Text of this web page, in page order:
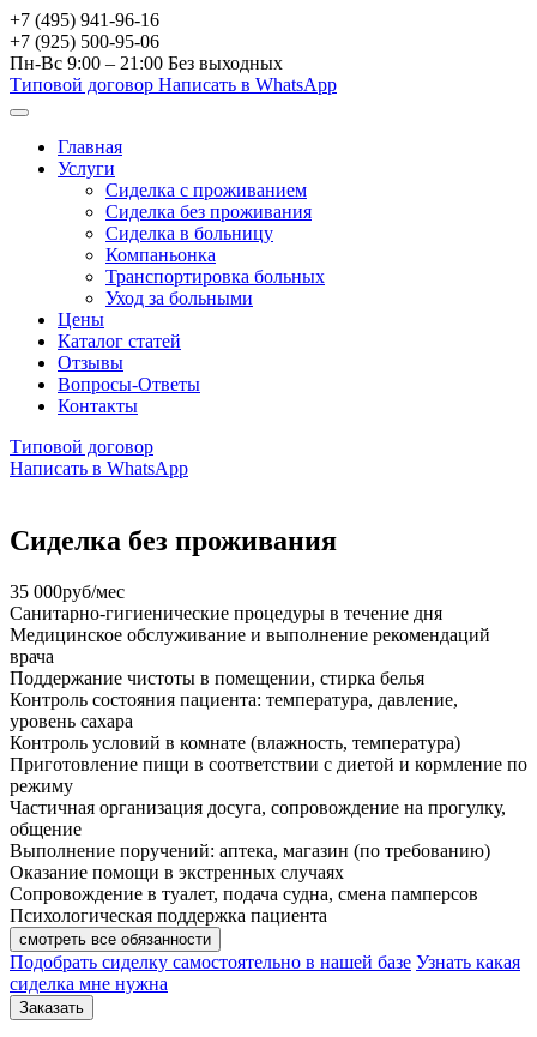
+7 (495) 941-96-16
+7 (925) 500-95-06
Пн-Вс 9:00 – 21:00 Без выходных
Типовой договор Написать в WhatsApp
Главная
Услуги
Сиделка с проживанием
Сиделка без проживания
Сиделка в больницу
Компаньонка
Транспортировка больных
Уход за больными
Цены
Каталог статей
Отзывы
Вопросы-Ответы
Контакты
Типовой договор
Написать в WhatsApp
Cиделка без проживания
35 000руб/мес
Санитарно-гигиенические процедуры в течение дня
Медицинское обслуживание и выполнение рекомендаций
врача
Поддержание чистоты в помещении, стирка белья
Контроль состояния пациента: температура, давление,
уровень сахара
Контроль условий в комнате (влажность, температура)
Приготовление пищи в соответствии с диетой и кормление по
режиму
Частичная организация досуга, сопровождение на прогулку,
общение
Выполнение поручений: аптека, магазин (по требованию)
Оказание помощи в экстренных случаях
Сопровождение в туалет, подача судна, смена памперсов
Психологическая поддержка пациента
смотреть все обязанности
Подобрать сиделку самостоятельно в нашей базе Узнать какая
сиделка мне нужна
Заказать